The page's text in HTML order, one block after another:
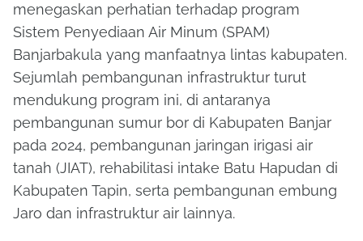
menegaskan perhatian terhadap program
Sistem Penyediaan Air Minum (SPAM)
Banjarbakula yang manfaatnya lintas kabupaten.
Sejumlah pembangunan infrastruktur turut
mendukung program ini, di antaranya
pembangunan sumur bor di Kabupaten Banjar
pada 2024, pembangunan jaringan irigasi air
tanah (JIAT), rehabilitasi intake Batu Hapudan di
Kabupaten Tapin, serta pembangunan embung
Jaro dan infrastruktur air lainnya.